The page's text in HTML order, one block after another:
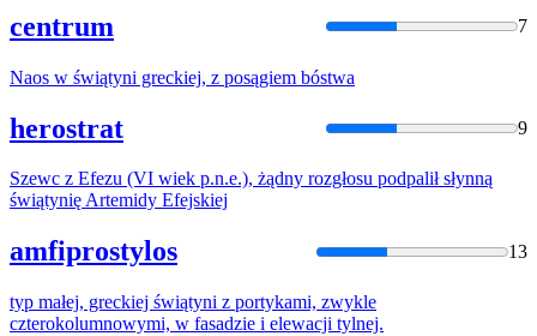
centrum 7
Naos w świątyni greckiej, z posągiem bóstwa
herostrat 9
Szewc z Efezu (VI wiek p.n.e.), żądny rozgłosu podpalił słynną
świątynięArtemidy Efejskiej
amfiprostylos 13
typ małej, greckiej świątyni z portykami, zwykle
czterokolumnowymi, w fasadzie i elewacji tylnej.